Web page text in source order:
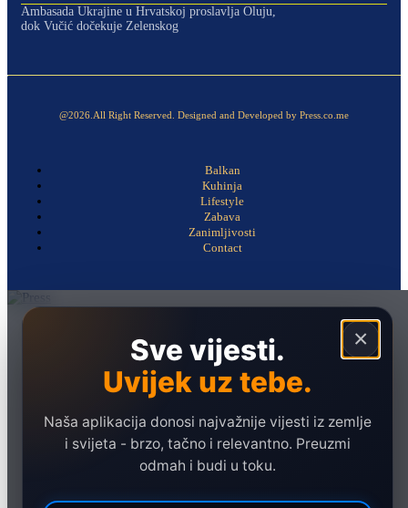
Ambasada Ukrajine u Hrvatskoj proslavlja Oluju,
dok Vučić dočekuje Zelenskog
@2026.All Right Reserved. Designed and Developed by Press.co.me
Balkan
Kuhinja
Lifestyle
Zabava
Zanimljivosti
Contact
×
Sve vijesti.
Uvijek uz tebe.
Naša aplikacija donosi najvažnije vijesti iz zemlje
i svijeta - brzo, tačno i relevantno. Preuzmi
odmah i budi u toku.
Ekonomija